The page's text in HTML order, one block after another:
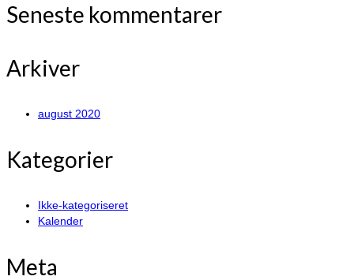
Seneste kommentarer
Arkiver
august 2020
Kategorier
Ikke-kategoriseret
Kalender
Meta